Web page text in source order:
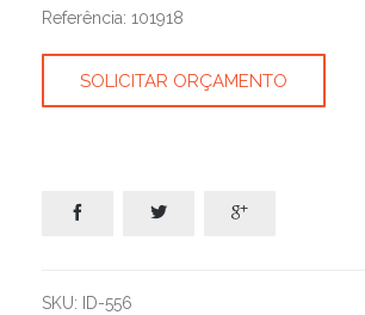
Referência: 101918
SOLICITAR ORÇAMENTO
  
SKU:
ID-556